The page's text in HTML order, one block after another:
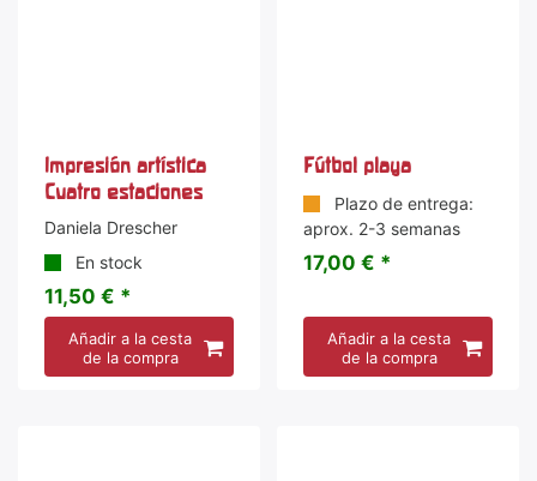
Impresión artística
Cuatro estaciones
Daniela Drescher
En stock
11,50 € *
Añadir a la cesta
de la compra
Fútbol playa
Plazo de entrega:
aprox. 2-3 semanas
17,00 € *
Añadir a la cesta
de la compra